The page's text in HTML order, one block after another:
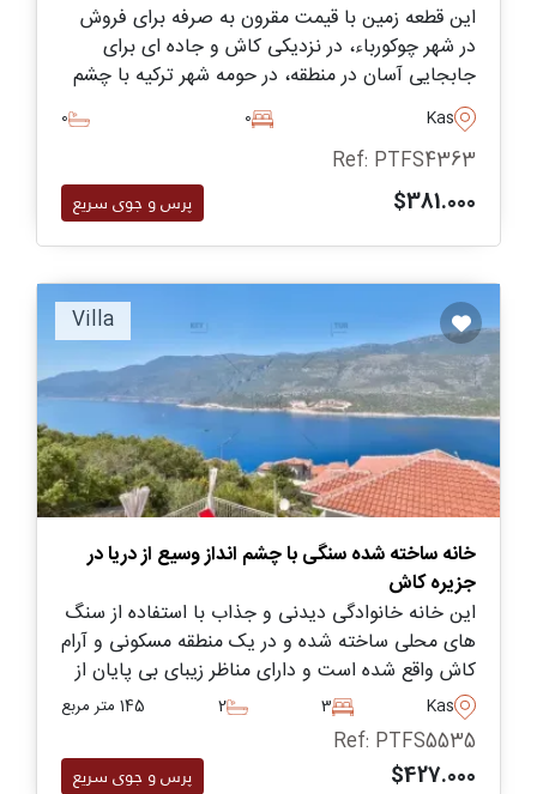
این قطعه زمین با قیمت مقرون به صرفه برای فروش
در شهر چوکورباء، در نزدیکی کاش و جاده ای برای
جابجایی آسان در منطقه، در حومه شهر ترکیه با چشم
اندازهای زیبای کوهستانی واقع شده است.
Kas
0
0
Ref: PTFS4363
$381.000 پرس و جوی سریع
Villa
خانه ساخته شده سنگی با چشم انداز وسیع از دریا در
جزیره کاش
این خانه خانوادگی دیدنی و جذاب با استفاده از سنگ
های محلی ساخته شده و در یک منطقه مسکونی و آرام
کاش واقع شده است و دارای مناظر زیبای بی پایان از
دریا است که به همراه استخر و باغ خصوصی برای
استراحت در بیرون قرار گرفته است.
Kas
3
2 145 متر مربع
Ref: PTFS5535
$427.000 پرس و جوی سریع